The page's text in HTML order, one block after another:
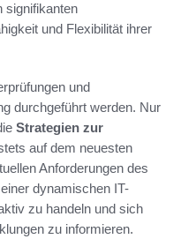
signifikanten
und Flexibilität ihrer
und
durchgeführt werden. Nur
Strategien zur
auf dem neuesten
Anforderungen des
dynamischen IT-
zu handeln und sich
zu informieren.